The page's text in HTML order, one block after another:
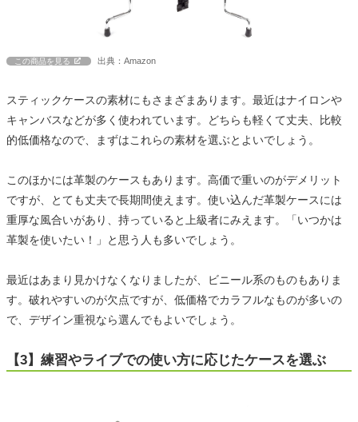
この商品を見る 出典：Amazon
スティックケースの素材にもさまざまあります。最近はナイロンや
キャンバスなどが多く使われています。どちらも軽くて丈夫、比較
的低価格なので、まずはこれらの素材を選ぶとよいでしょう。
このほかには革製のケースもあります。高価で重いのがデメリット
ですが、とても丈夫で長期間使えます。使い込んだ革製ケースには
重厚な風合いがあり、持っていると上級者にみえます。「いつかは
革製を使いたい！」と思う人も多いでしょう。
最近はあまり見かけなくなりましたが、ビニール系のものもありま
す。破れやすいのが欠点ですが、低価格でカラフルなものが多いの
で、デザイン重視なら選んでもよいでしょう。
【3】練習やライブでの使い方に応じたケースを選ぶ